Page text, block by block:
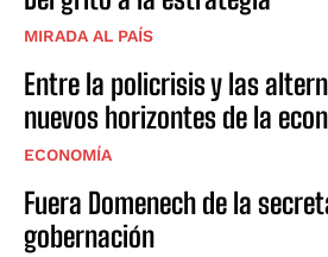
MIRADA AL PAÍS
Entre la policrisis y las
nuevos horizontes de la
ECONOMÍA
Fuera Domenech de la
gobernación